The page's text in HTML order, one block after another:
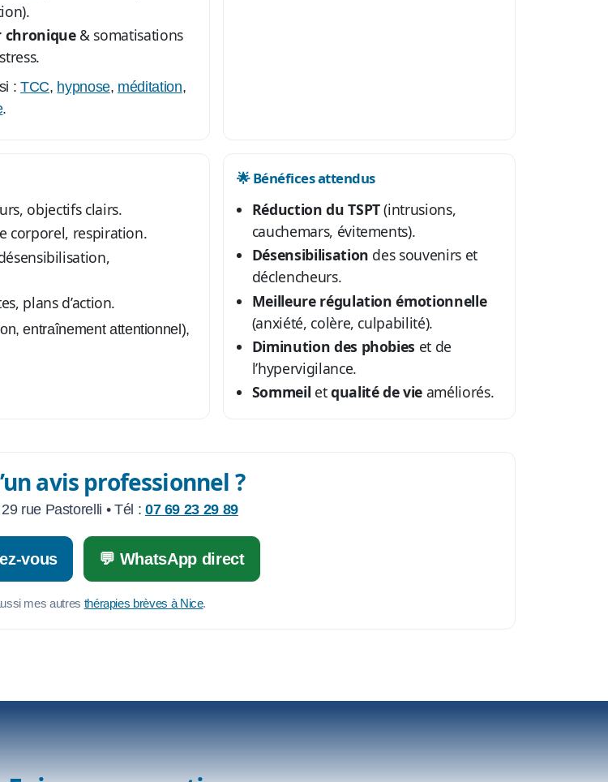
chronique& somatisations
:TCC, hypnose, méditation,
.
objectifs clairs.
corporel, respiration.
plans d’action.
entraînement attentionnel),
🌟 Bénéfices attendus
Réduction du TSPT(intrusions,
cauchemars, évitements).
Désensibilisation des souvenirs et
déclencheurs.
Meilleure régulation émotionnelle
(anxiété, colère, culpabilité).
Diminution des phobies et de
l’hypervigilance.
Sommeil etqualité de vie améliorés.
avis professionnel ?
rue Pastorelli • Tél : 07 69 23 29 89
vous 💬 WhatsApp direct
mes autres thérapies brèves à Nice.